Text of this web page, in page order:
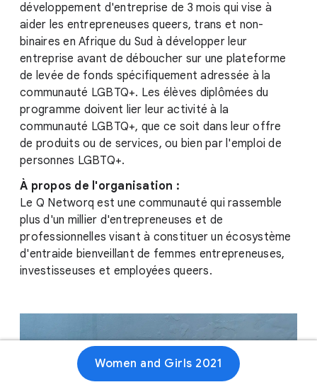
développement d'entreprise de 3 mois qui vise à
aider les entrepreneuses queers, trans et non-
binaires en Afrique du Sud à développer leur
entreprise avant de déboucher sur une plateforme
de levée de fonds spécifiquement adressée à la
communauté LGBTQ+. Les élèves diplômées du
programme doivent lier leur activité à la
communauté LGBTQ+, que ce soit dans leur offre
de produits ou de services, ou bien par l'emploi de
personnes LGBTQ+.
À propos de l'organisation :
Le Q Networq est une communauté qui rassemble
plus d'un millier d'entrepreneuses et de
professionnelles visant à constituer un écosystème
d'entraide bienveillant de femmes entrepreneuses,
investisseuses et employées queers.
Women and Girls 2021